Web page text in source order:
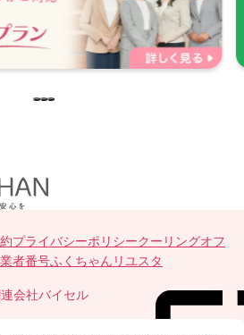
プライバシーポリシークーリングオフ
者番号ふくちゃんリユスタ
会社バイセル